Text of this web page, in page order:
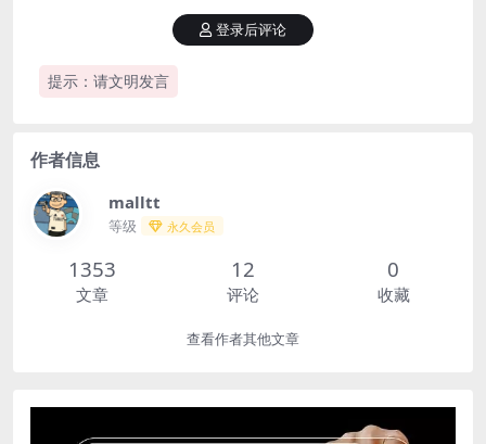
提示：请文明发言
登录后评论
作者信息
malltt
等级 永久会员
1353
文章
12
评论
0
收藏
查看作者其他文章